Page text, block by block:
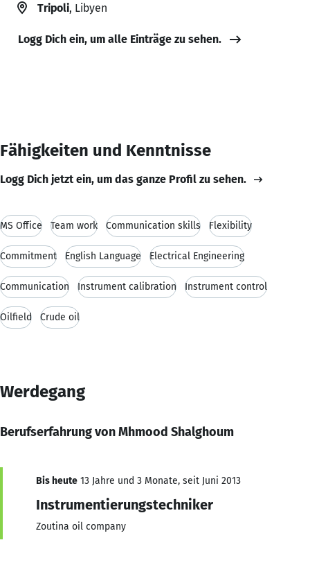
Tripoli, Libyen
Logg Dich ein, um alle Einträge zu sehen.
Fähigkeiten und Kenntnisse
Logg Dich jetzt ein, um das ganze Profil zu sehen.
MS Office Team work Communication skills Flexibility
Commitment English Language Electrical Engineering
Communication Instrument calibration Instrument control
Oilfield Crude oil
Werdegang
Berufserfahrung von ‪Mhmood Shalghoum
Bis heute 13 Jahre und 3 Monate, seit Juni 2013
Instrumentierungstechniker
Zoutina oil company